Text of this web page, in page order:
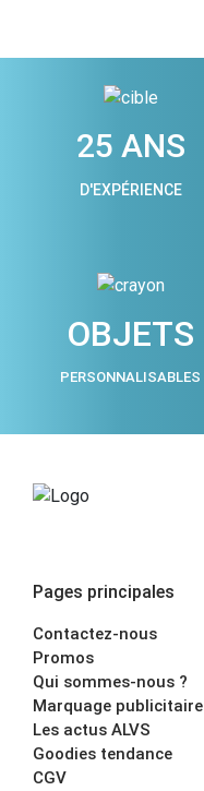
25 ANS
D'EXPÉRIENCE
OBJETS
PERSONNALISABLES
Pages principales
Contactez-nous
Promos
Qui sommes-nous ?
Marquage publicitaire
Les actus ALVS
Goodies tendance
CGV